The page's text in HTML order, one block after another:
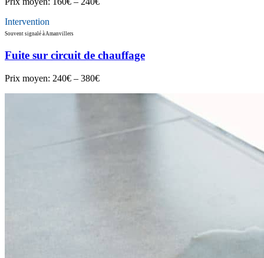
Intervention
Souvent signalé à Amanvillers
Fuite sur circuit de chauffage
Prix moyen: 240€ – 380€